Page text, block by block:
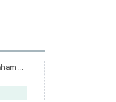
Indeks Saham Syariah Indonesia